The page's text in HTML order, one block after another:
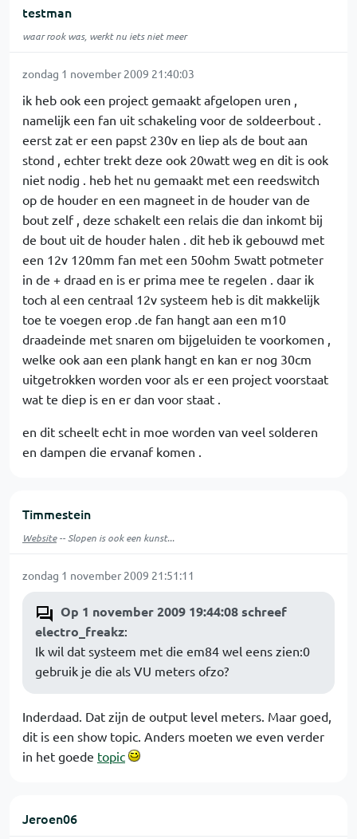
testman
waar rook was, werkt nu iets niet meer
zondag 1 november 2009 21:40:03
ik heb ook een project gemaakt afgelopen uren ,
namelijk een fan uit schakeling voor de soldeerbout .
eerst zat er een papst 230v en liep als de bout aan
stond , echter trekt deze ook 20watt weg en dit is ook
niet nodig . heb het nu gemaakt met een reedswitch
op de houder en een magneet in de houder van de
bout zelf , deze schakelt een relais die dan inkomt bij
de bout uit de houder halen . dit heb ik gebouwd met
een 12v 120mm fan met een 50ohm 5watt potmeter
in de + draad en is er prima mee te regelen . daar ik
toch al een centraal 12v systeem heb is dit makkelijk
toe te voegen erop .de fan hangt aan een m10
draadeinde met snaren om bijgeluiden te voorkomen ,
welke ook aan een plank hangt en kan er nog 30cm
uitgetrokken worden voor als er een project voorstaat
wat te diep is en er dan voor staat .
en dit scheelt echt in moe worden van veel solderen
en dampen die ervanaf komen .
Timmestein
Website-- Slopen is ook een kunst...
zondag 1 november 2009 21:51:11
Op 1 november 2009 19:44:08 schreef
electro_freakz:
Ik wil dat systeem met die em84 wel eens zien:0
gebruik je die als VU meters ofzo?
Inderdaad. Dat zijn de output level meters. Maar goed,
dit is een show topic. Anders moeten we even verder
in het goede topic
Jeroen06